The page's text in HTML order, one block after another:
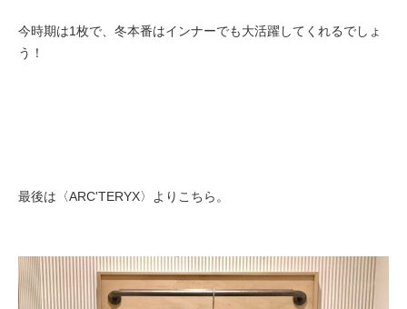
今時期は1枚で、冬本番はインナーでも大活躍してくれるでしょ
う！
最後は 〈ARC'TERYX〉より こちら。